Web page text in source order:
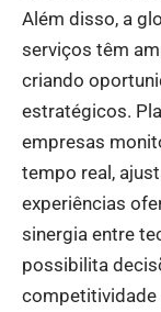
Além disso, a
serviços têm
criando
estratégicos.
empresas
tempo real,
experiências
sinergia entre
possibilita
competitividade